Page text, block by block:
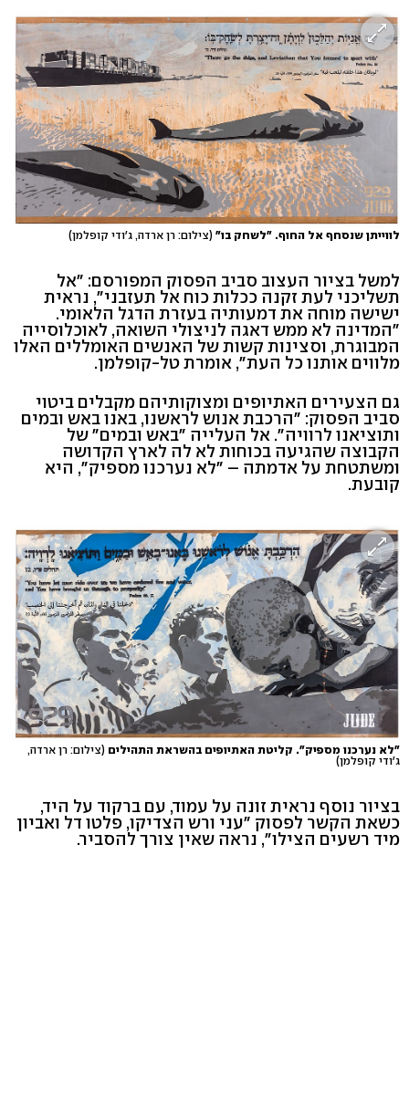
לווייתן שנסחף אל החוף. "לשחק בו" (צילום: רן ארדה, ג'ודי קופלמן)
למשל בציור העצוב סביב הפסוק המפורסם: "אל
תשליכני לעת זקנה ככלות כוח אל תעזבני", נראית
ישישה מוחה את דמעותיה בעזרת הדגל הלאומי.
"המדינה לא ממש דאגה לניצולי השואה, לאוכלוסייה
המבוגרת, וסצינות קשות של האנשים האומללים האלו
מלווים אותנו כל העת", אומרת טל-קופלמן.
גם הצעירים האתיופים ומצוקותיהם מקבלים ביטוי
סביב הפסוק: "הרכבת אנוש לראשנו, באנו באש ובמים
ותוציאנו לרוויה". אל העלייה "באש ובמים" של
הקבוצה שהגיעה בכוחות לא לה לארץ הקדושה
ומשתטחת על אדמתה – "לא נערכנו מספיק", היא
קובעת.
"לא נערכנו מספיק". קליטת האתיופים בהשראת התהילים (צילום: רן ארדה,
ג'ודי קופלמן)
בציור נוסף נראית זונה על עמוד, עם ברקוד על היד,
כשאת הקשר לפסוק "עני ורש הצדיקו, פלטו דל ואביון
מיד רשעים הצילו", נראה שאין צורך להסביר.